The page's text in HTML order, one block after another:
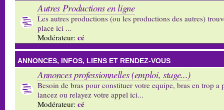
Autres Productions en ligne
Les autres productions (ou les productions des autres)
place ici ...
Modérateur: cé
ANNONCES, INFOS, LIENS ET RENDEZ-VOUS
Annonces professionnelles (emploi, stage...)
Besoin de bras pour constituer votre equipe, bras en trop a
lancez ou relayez votre appel ici...
Modérateur: cé